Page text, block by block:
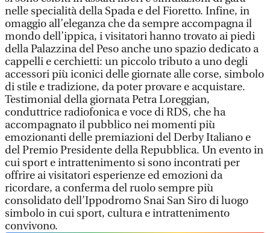
nelle specialità della Spada e del Fioretto. Infine, in
omaggio all’eleganza che da sempre accompagna il
mondo dell’ippica, i visitatori hanno trovato ai piedi
della Palazzina del Peso anche uno spazio dedicato a
cappelli e cerchietti: un piccolo tributo a uno degli
accessori più iconici delle giornate alle corse, simbolo
di stile e tradizione, da poter provare e acquistare.
Testimonial della giornata Petra Loreggian,
conduttrice radiofonica e voce di RDS, che ha
accompagnato il pubblico nei momenti più
emozionanti delle premiazioni del Derby Italiano e
del Premio Presidente della Repubblica. Un evento in
cui sport e intrattenimento si sono incontrati per
offrire ai visitatori esperienze ed emozioni da
ricordare, a conferma del ruolo sempre più
consolidato dell’Ippodromo Snai San Siro di luogo
simbolo in cui sport, cultura e intrattenimento
convivono.